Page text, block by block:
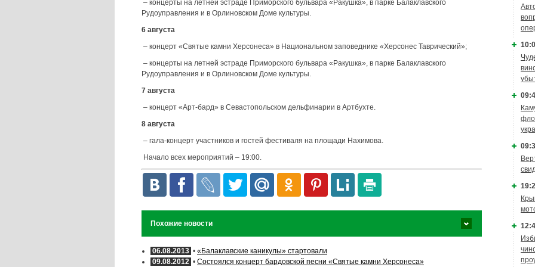
– концерты на летней эстраде Приморского бульвара «Ракушка», в парке Балаклавского
Рудоуправления и в Орлиновском Доме культуры.
6 августа
– концерт «Святые камни Херсонеса» в Национальном заповеднике «Херсонес Таврический»;
– концерты на летней эстраде Приморского бульвара «Ракушка», в парке Балаклавского
Рудоуправления и в Орлиновском Доме культуры.
7 августа
– концерт «Арт-бард» в Севастопольском дельфинарии в Артбухте.
8 августа
– гала-концерт участников и гостей фестиваля на площади Нахимова.
Начало всех мероприятий – 19:00.
Похожие новости
06.08.2013 • «Балаклавские каникулы» стартовали
09.08.2012 • Состоялся концерт бардовской песни «Святые камни Херсонеса»